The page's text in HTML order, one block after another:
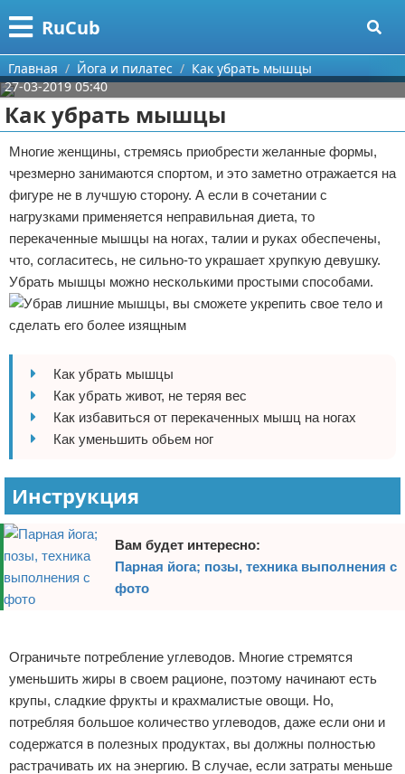
RuCub
Меню
Главная
Категории
Разное про спорт
Баскетбол
Бодибилдинг
Конный спорт
Футбол
Боевые виды искусства
Теннис
Легкая атлетика
Водный спорт
Йога и пилатес
Хоккей
Волейбол
Поиск
О проекте
Контакты
Сотрудничество
Размещение рекламы
Условия предоставления информации
Отказ от ответственности
Главная Йога и пилатес
Как убрать мышцы
27-03-2019 05:40
Как убрать мышцы
Многие женщины, стремясь приобрести желанные формы,
чрезмерно занимаются спортом, и это заметно отражается на
фигуре не в лучшую сторону. А если в сочетании с
нагрузками применяется неправильная диета, то
перекаченные мышцы на ногах, талии и руках обеспечены,
что, согласитесь, не сильно-то украшает хрупкую девушку.
Убрать мышцы можно несколькими простыми способами.
Как убрать мышцы
Как убрать живот, не теряя вес
Как избавиться от перекаченных мышц на ногах
Как уменьшить обьем ног
Инструкция
Вам будет интересно:
Парная йога; позы, техника выполнения с
фото
Ограничьте потребление углеводов. Многие стремятся
уменьшить жиры в своем рационе, поэтому начинают есть
крупы, сладкие фрукты и крахмалистые овощи. Но,
потребляя большое количество углеводов, даже если они и
содержатся в полезных продуктах, вы должны полностью
растрачивать их на энергию. В случае, если затраты меньше